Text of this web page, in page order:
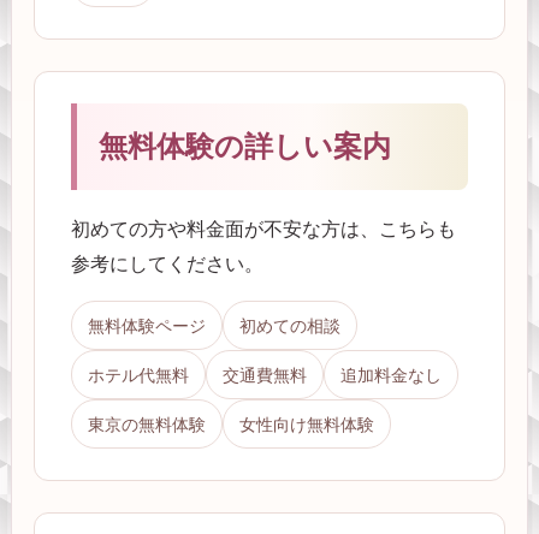
無料体験の詳しい案内
初めての方や料金面が不安な方は、こちらも
参考にしてください。
無料体験ページ 初めての相談
ホテル代無料 交通費無料 追加料金なし
東京の無料体験 女性向け無料体験